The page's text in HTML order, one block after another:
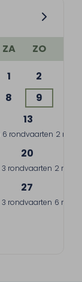
ZA
ZO
1
2
8
9
13
6 rondvaarten 2
20
3 rondvaarten 2
27
3 rondvaarten 6